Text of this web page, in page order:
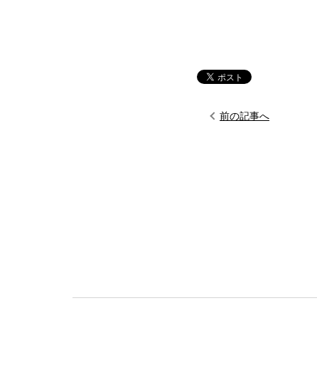
前の記事へ